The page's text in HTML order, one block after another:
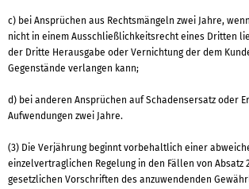
c) bei Ansprüchen aus Rechtsmängeln zwei Jahre,
nicht in einem Ausschließlichkeitsrecht eines Dritten
der Dritte Herausgabe oder Vernichtung der dem
Gegenstände verlangen kann;
d) bei anderen Ansprüchen auf Schadensersatz oder
Aufwendungen zwei Jahre.
(3) Die Verjährung beginnt vorbehaltlich einer
einzelvertraglichen Regelung in den Fällen von Absatz
gesetzlichen Vorschriften des anzuwendenden